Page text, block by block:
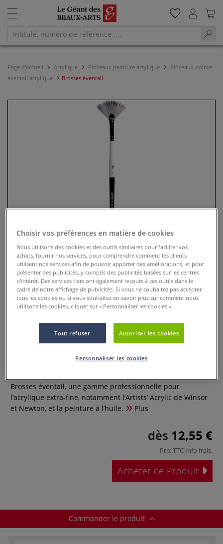
Page d'accueil Acrylique Pinceaux peinture acrylique
Pinceaux pointe
éventail acrylique
Brosses éventail
Brosses éventail
Brosses éventail, une gamme professionnelle pour
l’acrylique extra-fine, notamment l’Artists’ Acrylic de Winsor
et Newton, et la peinture à l’huile.
Plus
dès 12,55 €
Prix TTC Info frais.
Acheter ce Produit
Commander le produit
Choisir vos préférences en matière de cookies
Nous utilisons des cookies et des outils similaires pour faciliter vos
achats, fournir nos services, pour comprendre comment les clients
utilisent nos services afin de pouvoir apporter des améliorations, et pour
présenter des publicités, y compris des publicités basées sur les centres
d’intérêt. Des services tiers ont également recours à ces outils dans le
cadre de notre affichage de publicités. Si vous ne souhaitez pas accepter
tous les cookies ou si vous souhaitez en savoir plus sur comment nous
utilisons les cookies, cliquer sur « Personnaliser les cookies ».
Tout refuser Autoriser les cookies
Personnaliser les cookies